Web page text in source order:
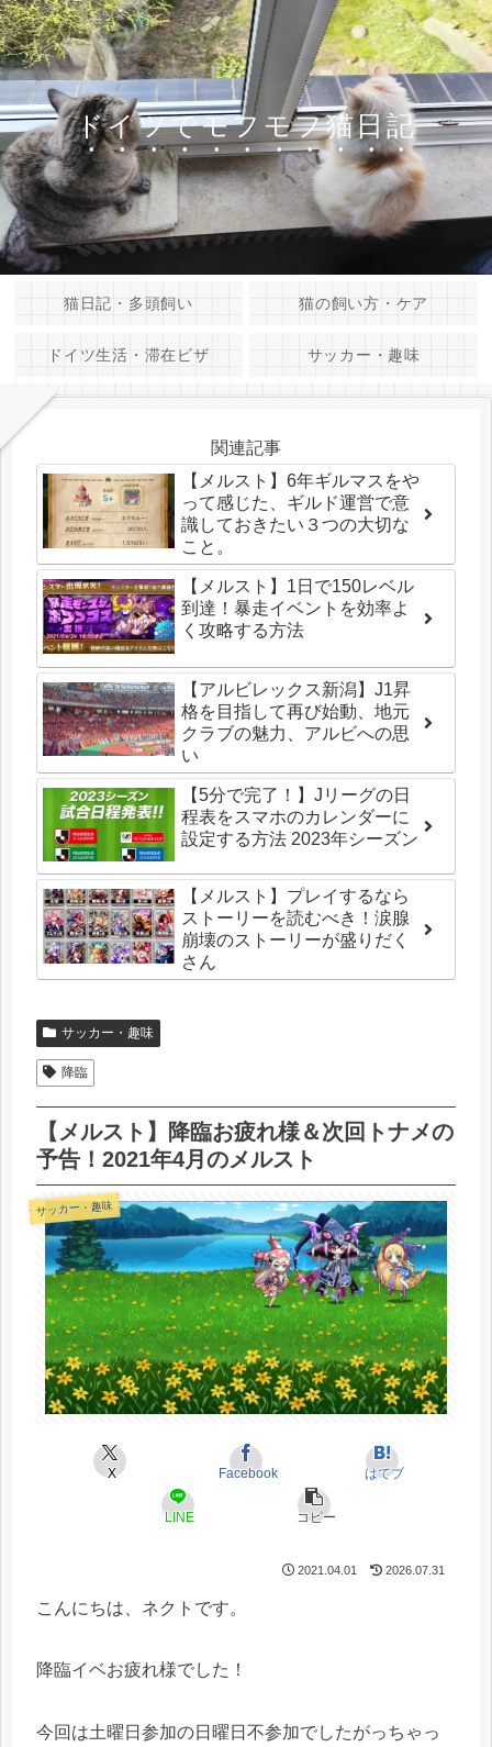
ドイツでモフモフ猫日記
猫日記・多頭飼い 猫の飼い方・ケア
ドイツ生活・滞在ビザ サッカー・趣味
関連記事
【メルスト】6年ギルマスをや
って感じた、ギルド運営で意
識しておきたい３つの大切な
こと。
【メルスト】1日で150レベル
到達！暴走イベントを効率よ
く攻略する方法
【アルビレックス新潟】J1昇
格を目指して再び始動、地元
クラブの魅力、アルビへの思
い
【5分で完了！】Jリーグの日
程表をスマホのカレンダーに
設定する方法 2023年シーズン
【メルスト】プレイするなら
ストーリーを読むべき！涙腺
崩壊のストーリーが盛りだく
さん
サッカー・趣味
降臨
【メルスト】降臨お疲れ様＆次回トナメの
予告！2021年4月のメルスト
サッカー・趣味
X Facebook はてブ
LINE コピー
2021.04.01 2026.07.31
こんにちは、ネクトです。
降臨イベお疲れ様でした！
今回は土曜日参加の日曜日不参加でしたがっちゃっ